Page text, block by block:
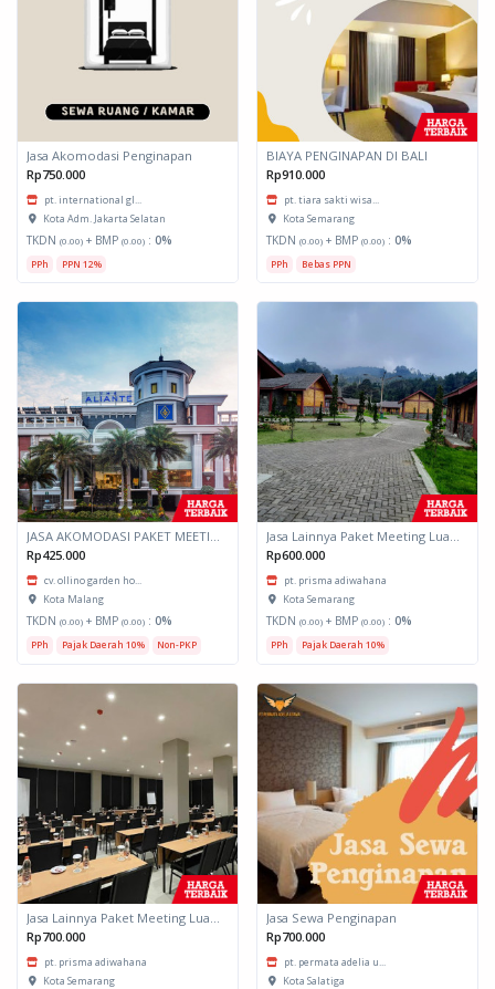
Jasa Akomodasi Penginapan
Rp750.000
pt. international gl...
Kota Adm. Jakarta Selatan
TKDN (0.00) + BMP (0.00) : 0%
PPh PPN 12%
BIAYA PENGINAPAN DI BALI
Rp910.000
pt. tiara sakti wisa...
Kota Semarang
TKDN (0.00) + BMP (0.00) : 0%
PPh Bebas PPN
JASA AKOMODASI PAKET MEETING FULLDAY HOTEL KOTA MALANG
Rp425.000
cv. ollino garden ho...
Kota Malang
TKDN (0.00) + BMP (0.00) : 0%
PPh Pajak Daerah 10% Non-PKP
Jasa Lainnya Paket Meeting Luar Kota Hari Bumi 2
Rp600.000
pt. prisma adiwahana
Kota Semarang
TKDN (0.00) + BMP (0.00) : 0%
PPh Pajak Daerah 10%
Rp700.000
pt. prisma adiwahana
Kota Semarang
Jasa Sewa Penginapan
Rp700.000
pt. permata adelia u...
Kota Salatiga